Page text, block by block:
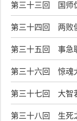
第三十三回 国师
第三十四回 两败
第三十五回 事急
第三十六回 惊魂
第三十七回 大智
第三十八回 生死